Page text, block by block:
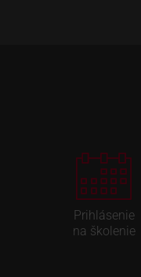
Prihlásenie
na školenie